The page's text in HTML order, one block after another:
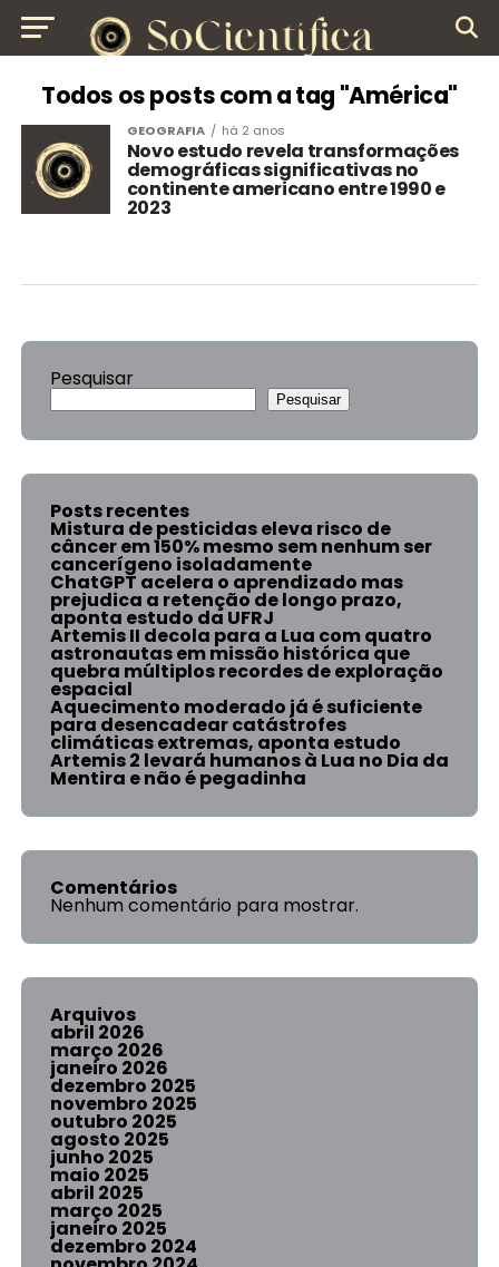
Todos os posts com a tag "América"
GEOGRAFIA há 2 anos
Novo estudo revela transformações
demográficas significativas no
continente americano entre 1990 e
2023
Pesquisar
Pesquisar
Posts recentes
Mistura de pesticidas eleva risco de
câncer em 150% mesmo sem nenhum ser
cancerígeno isoladamente
ChatGPT acelera o aprendizado mas
prejudica a retenção de longo prazo,
aponta estudo da UFRJ
Artemis II decola para a Lua com quatro
astronautas em missão histórica que
quebra múltiplos recordes de exploração
espacial
Aquecimento moderado já é suficiente
para desencadear catástrofes
climáticas extremas, aponta estudo
Artemis 2 levará humanos à Lua no Dia da
Mentira e não é pegadinha
Comentários
Nenhum comentário para mostrar.
Arquivos
abril 2026
março 2026
janeiro 2026
dezembro 2025
novembro 2025
outubro 2025
agosto 2025
junho 2025
maio 2025
abril 2025
março 2025
janeiro 2025
dezembro 2024